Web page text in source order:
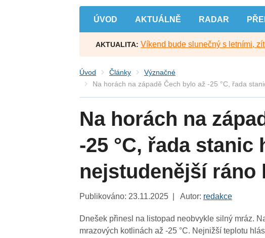
ÚVOD AKTUÁLNĚ RADAR
AKTUALITA: Víkend bude slunečný s letními,
Úvod Články
Význačné
Na horách na západě Čech bylo až -25 °C, řada
Na horách na
-25 °C, řada stanic
nejstudenější ráno
Publikováno: 23.11.2025 | Autor: redakce
Dnešek přinesl na listopad neobvykle silný mráz.
mrazových kotlinách až -25 °C. Nejnižší teplotu